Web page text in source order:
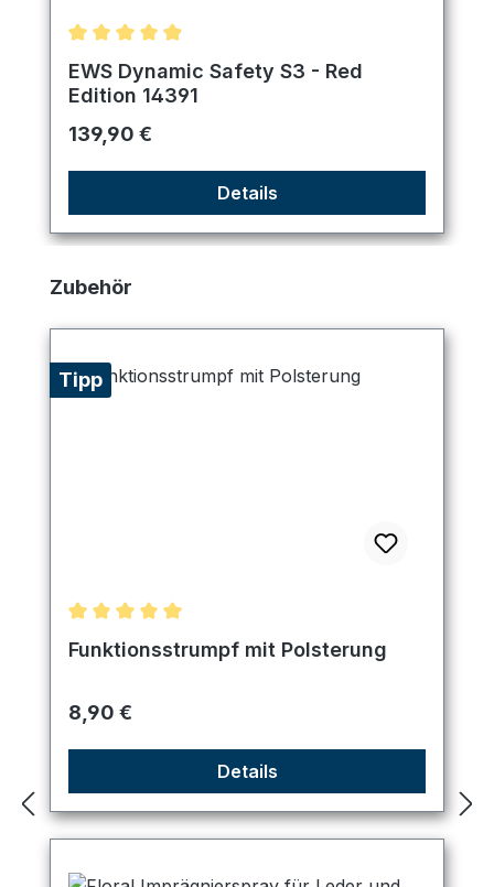
Durchschnittliche Bewertung von 4.89 von 5
EWS Dynamic Safety S3 - Red
Edition 14391
Regulärer Preis:
139,90 €
Details
Produktgalerie überspringen
Zubehör
Tipp
Durchschnittliche Bewertung von 5 von 5 Sternen
Funktionsstrumpf mit Polsterung
Regulärer Preis:
8,90 €
Details